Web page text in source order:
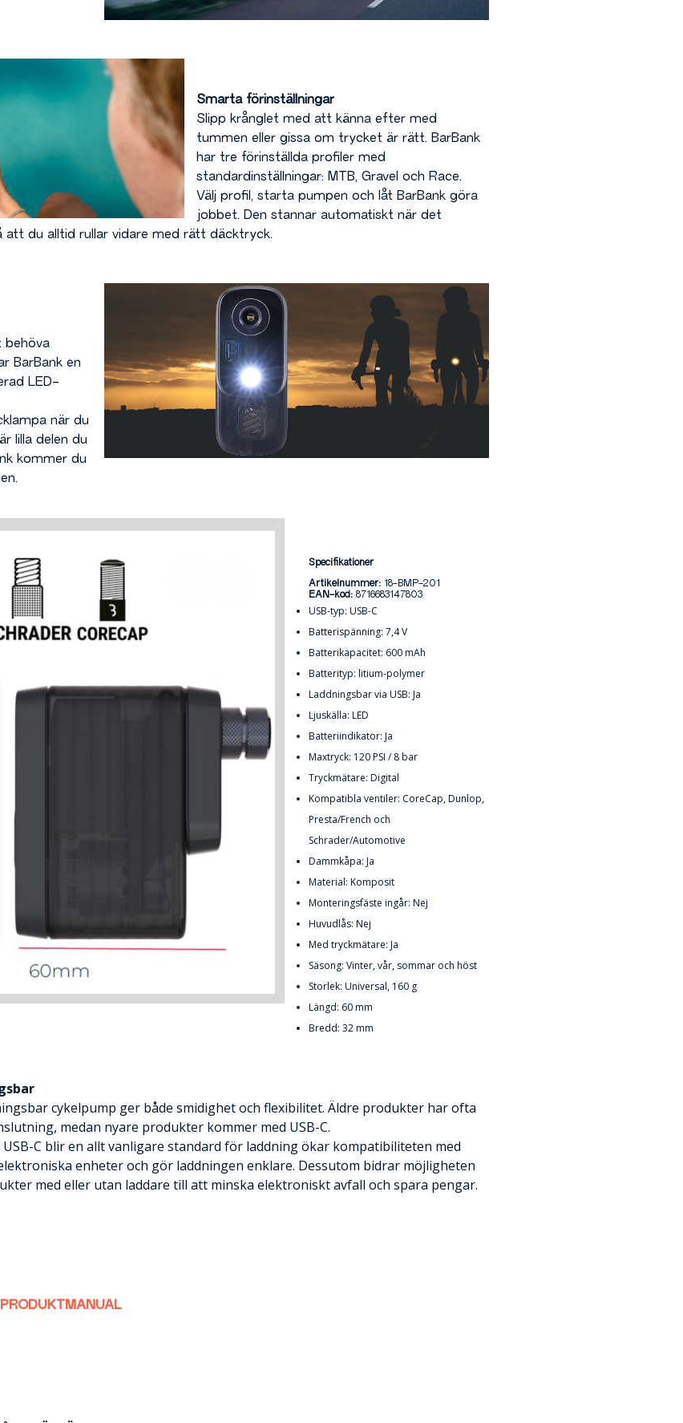
Smarta förinställningar
Slipp krånglet med att känna efter med
tummen eller gissa om trycket är rätt. BarBank
har tre förinställda profiler med
standardinställningar: MTB, Gravel och Race.
Välj profil, starta pumpen och låt BarBank göra
jobbet. Den stannar automatiskt när det
du alltid rullar vidare med rätt däcktryck.
behöva
BarBank en
LED-
när du
lilla delen du
kommer du
Specifikationer
Artikelnummer:18-BMP-201
EAN-kod:8716683147803
USB-typ: USB-C
Batterispänning: 7,4 V
Batterikapacitet: 600 mAh
Batterityp: litium-polymer
Laddningsbar via USB: Ja
Ljuskälla: LED
Batteriindikator: Ja
Maxtryck: 120 PSI / 8 bar
Tryckmätare: Digital
Kompatibla ventiler: CoreCap, Dunlop,
Presta/French och
Schrader/Automotive
Dammkåpa: Ja
Material: Komposit
Monteringsfäste ingår: Nej
Huvudlås: Nej
Med tryckmätare: Ja
Säsong: Vinter, vår, sommar och höst
Storlek: Universal, 160 g
Längd: 60 mm
Bredd: 32 mm
cykelpump ger både smidighet och flexibilitet. Äldre produkter har ofta
medan nyare produkter kommer med USB-C.
C blir en allt vanligare standard för laddning ökar kompatibiliteten med
enheter och gör laddningen enklare. Dessutom bidrar möjligheten
med eller utan laddare till att minska elektroniskt avfall och spara pengar.